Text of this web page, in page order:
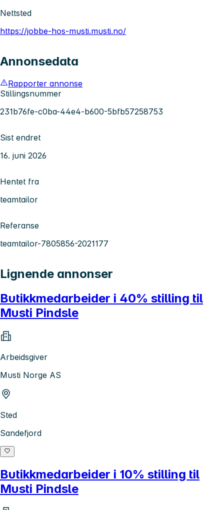
Nettsted
https://jobbe-hos-musti.musti.no/
Annonsedata
Rapporter annonse
Stillingsnummer
231b76fe-c0ba-44e4-b600-5bfb57258753
Sist endret
16. juni 2026
Hentet fra
teamtailor
Referanse
teamtailor-7805856-2021177
Lignende annonser
Butikkmedarbeider i 40% stilling til
Musti Pindsle
Arbeidsgiver
Musti Norge AS
Sted
Sandefjord
Butikkmedarbeider i 10% stilling til
Musti Pindsle